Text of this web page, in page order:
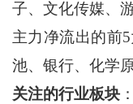
子、文化传媒、
主力净流出的前
池、银行、化学原
关注的行业板块